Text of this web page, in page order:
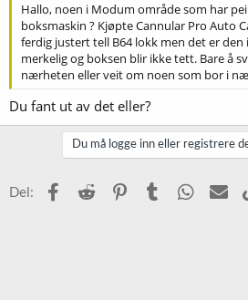
Hallo, noen i Modum område som har
boksmaskin ? Kjøpte Cannular Pro Auto
ferdig justert tell B64 lokk men det er
merkelig og boksen blir ikke tett. Bare å
nærheten eller veit om noen som bor i
Du fant ut av det eller?
Du må logge inn eller registrere
Del: Facebook
Reddit PinterestTumblr E-